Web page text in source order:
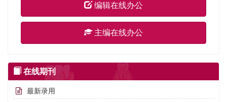
编辑在线办公
主编在线办公
在线期刊
最新录用